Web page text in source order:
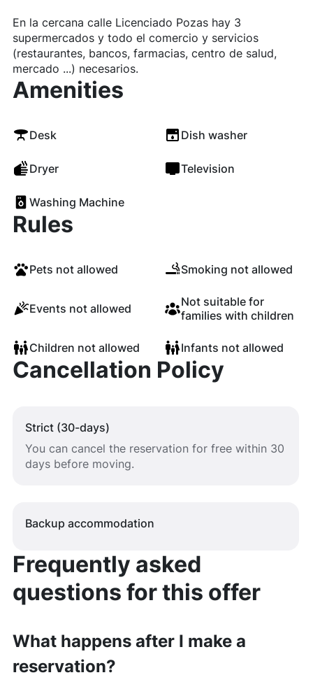
En la cercana calle Licenciado Pozas hay 3
supermercados y todo el comercio y servicios
(restaurantes, bancos, farmacias, centro de salud,
mercado ...) necesarios.
Amenities
Desk Dish washer
Dryer Television
Washing Machine
Rules
Pets not allowed Smoking not allowed
Events not allowed
Not suitable for
families with children
Children not allowed Infants not allowed
Cancellation Policy
Strict (30-days)
You can cancel the reservation for free within 30
days before moving.
Backup accommodation
Frequently asked
questions for this offer
What happens after I make a
reservation?